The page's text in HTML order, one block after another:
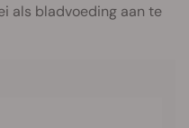
als bladvoeding aan te